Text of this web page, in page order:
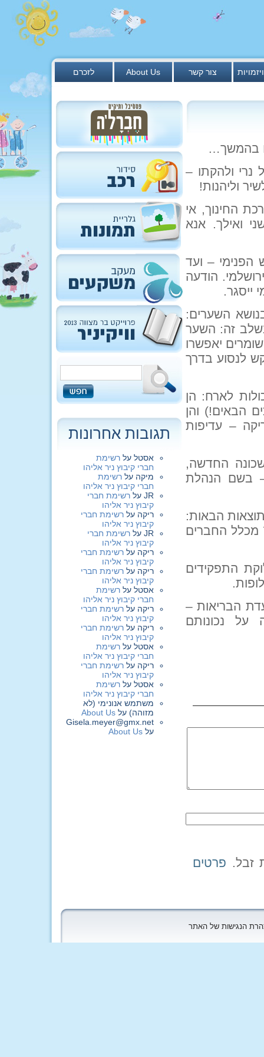
לזכרם About Us צור קשר
של נרי ולהקתו –
וליהנות!
החינוך, אי
ואילך. אנא
הפנימי – ועד
הודעה
השערים:
זה: השער
בבוקר השומרים יאפשרו
לנסוע בדרך
לארח: הן
הבאים!) והן
– עדיפות
החדשה,
בשם הנהלת
הבאות:
מספר המצביעים 133 (אף פתק פסול) שהם כ-70% מכלל החברים
בעד עידכון חלוקת התפקידים
הבריאות –
על נכונותם
פרטים
תגובות אחרונות
אסטל על רשימת
חברי קיבוץ ניר אליהו
מיקה על רשימת
חברי קיבוץ ניר אליהו
JR על רשימת חברי
קיבוץ ניר אליהו
ריקה על רשימת חברי
קיבוץ ניר אליהו
JR על רשימת חברי
קיבוץ ניר אליהו
ריקה על רשימת חברי
קיבוץ ניר אליהו
ריקה על רשימת חברי
קיבוץ ניר אליהו
אסטל על רשימת
חברי קיבוץ ניר אליהו
ריקה על רשימת חברי
קיבוץ ניר אליהו
ריקה על רשימת חברי
קיבוץ ניר אליהו
אסטל על רשימת
חברי קיבוץ ניר אליהו
ריקה על רשימת חברי
קיבוץ ניר אליהו
אסטל על רשימת
חברי קיבוץ ניר אליהו
משתמש אנונימי (לא
מזוהה) על About Us
Gisela.meyer@gmx.net
על About Us
הנגישות של האתר